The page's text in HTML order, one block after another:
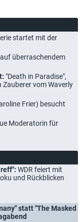
startet mit der
überraschendem
"Death in Paradise",
Zauberer vom Waverly
Frier) besucht
Moderatorin für
WDR feiert mit
und Rückblicken
statt "The Masked